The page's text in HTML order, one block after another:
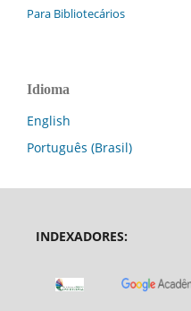
Para Bibliotecários
Idioma
English
Português (Brasil)
INDEXADORES: